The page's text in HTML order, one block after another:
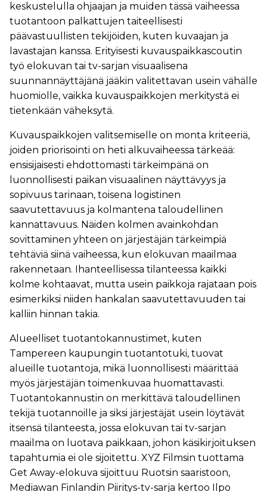
keskustelulla ohjaajan ja muiden tässä vaiheessa
tuotantoon palkattujen taiteellisesti
päävastuullisten tekijöiden, kuten kuvaajan ja
lavastajan kanssa. Erityisesti kuvauspaikkascoutin
työ elokuvan tai tv-sarjan visuaalisena
suunnannäyttäjänä jääkin valitettavan usein vähälle
huomiolle, vaikka kuvauspaikkojen merkitystä ei
tietenkään väheksytä.
Kuvauspaikkojen valitsemiselle on monta kriteeriä,
joiden priorisointi on heti alkuvaiheessa tärkeää:
ensisijaisesti ehdottomasti tärkeimpänä on
luonnollisesti paikan visuaalinen näyttävyys ja
sopivuus tarinaan, toisena logistinen
saavutettavuus ja kolmantena taloudellinen
kannattavuus. Näiden kolmen avainkohdan
sovittaminen yhteen on järjestäjän tärkeimpiä
tehtäviä siinä vaiheessa, kun elokuvan maailmaa
rakennetaan. Ihanteellisessa tilanteessa kaikki
kolme kohtaavat, mutta usein paikkoja rajataan pois
esimerkiksi niiden hankalan saavutettavuuden tai
kalliin hinnan takia.
Alueelliset tuotantokannustimet, kuten
Tampereen kaupungin tuotantotuki, tuovat
alueille tuotantoja, mikä luonnollisesti määrittää
myös järjestäjän toimenkuvaa huomattavasti.
Tuotantokannustin on merkittävä taloudellinen
tekijä tuotannoille ja siksi järjestäjät usein löytävät
itsensä tilanteesta, jossa elokuvan tai tv-sarjan
maailma on luotava paikkaan, johon käsikirjoituksen
tapahtumia ei ole sijoitettu. XYZ Filmsin tuottama
Get Away-elokuva sijoittuu Ruotsin saaristoon,
Mediawan Finlandin Piiritys-tv-sarja kertoo Ilpo